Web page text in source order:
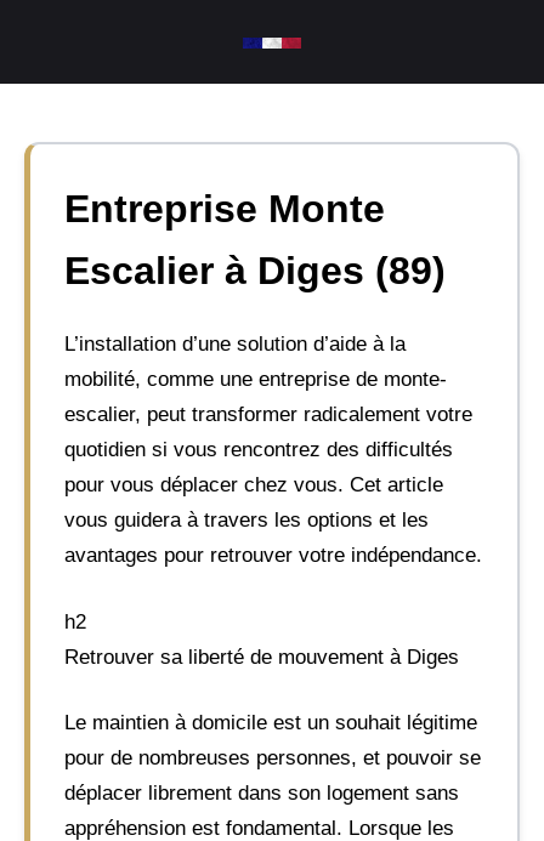
contenu
Entreprise Monte
Escalier à Diges (89)
L’installation d’une solution d’aide à la
mobilité, comme une entreprise de monte-
escalier, peut transformer radicalement votre
quotidien si vous rencontrez des difficultés
pour vous déplacer chez vous. Cet article
vous guidera à travers les options et les
avantages pour retrouver votre indépendance.
h2
Retrouver sa liberté de mouvement à Diges
Le maintien à domicile est un souhait légitime
pour de nombreuses personnes, et pouvoir se
déplacer librement dans son logement sans
appréhension est fondamental. Lorsque les